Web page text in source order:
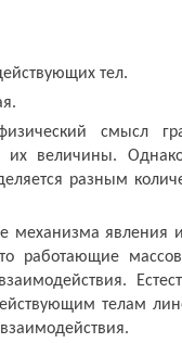
тел.
смысл
их величины.
разным
механизма явления
работающие
телам